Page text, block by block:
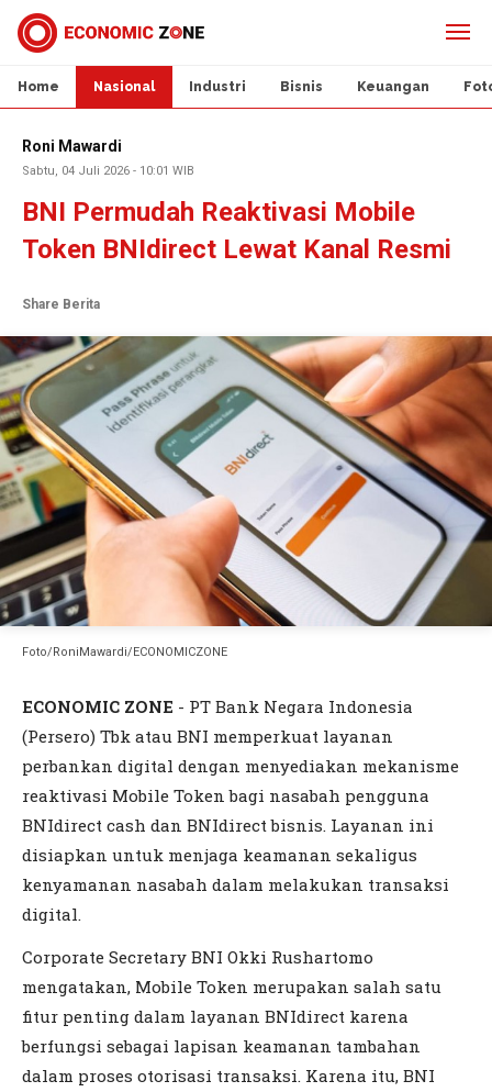
Home Nasional Industri Bisnis Keuangan
Roni Mawardi
Sabtu, 04 Juli 2026 - 10:01 WIB
BNI Permudah Reaktivasi Mobile
Token BNIdirect Lewat Kanal Resmi
Share Berita
Foto/RoniMawardi/ECONOMICZONE
ECONOMIC ZONE - PT Bank Negara Indonesia
(Persero) Tbk atau BNI memperkuat layanan
perbankan digital dengan menyediakan mekanisme
reaktivasi Mobile Token bagi nasabah pengguna
BNIdirect cash dan BNIdirect bisnis. Layanan ini
disiapkan untuk menjaga keamanan sekaligus
kenyamanan nasabah dalam melakukan transaksi
digital.
Corporate Secretary BNI Okki Rushartomo
mengatakan, Mobile Token merupakan salah satu
fitur penting dalam layanan BNIdirect karena
berfungsi sebagai lapisan keamanan tambahan
dalam proses otorisasi transaksi. Karena itu, BNI